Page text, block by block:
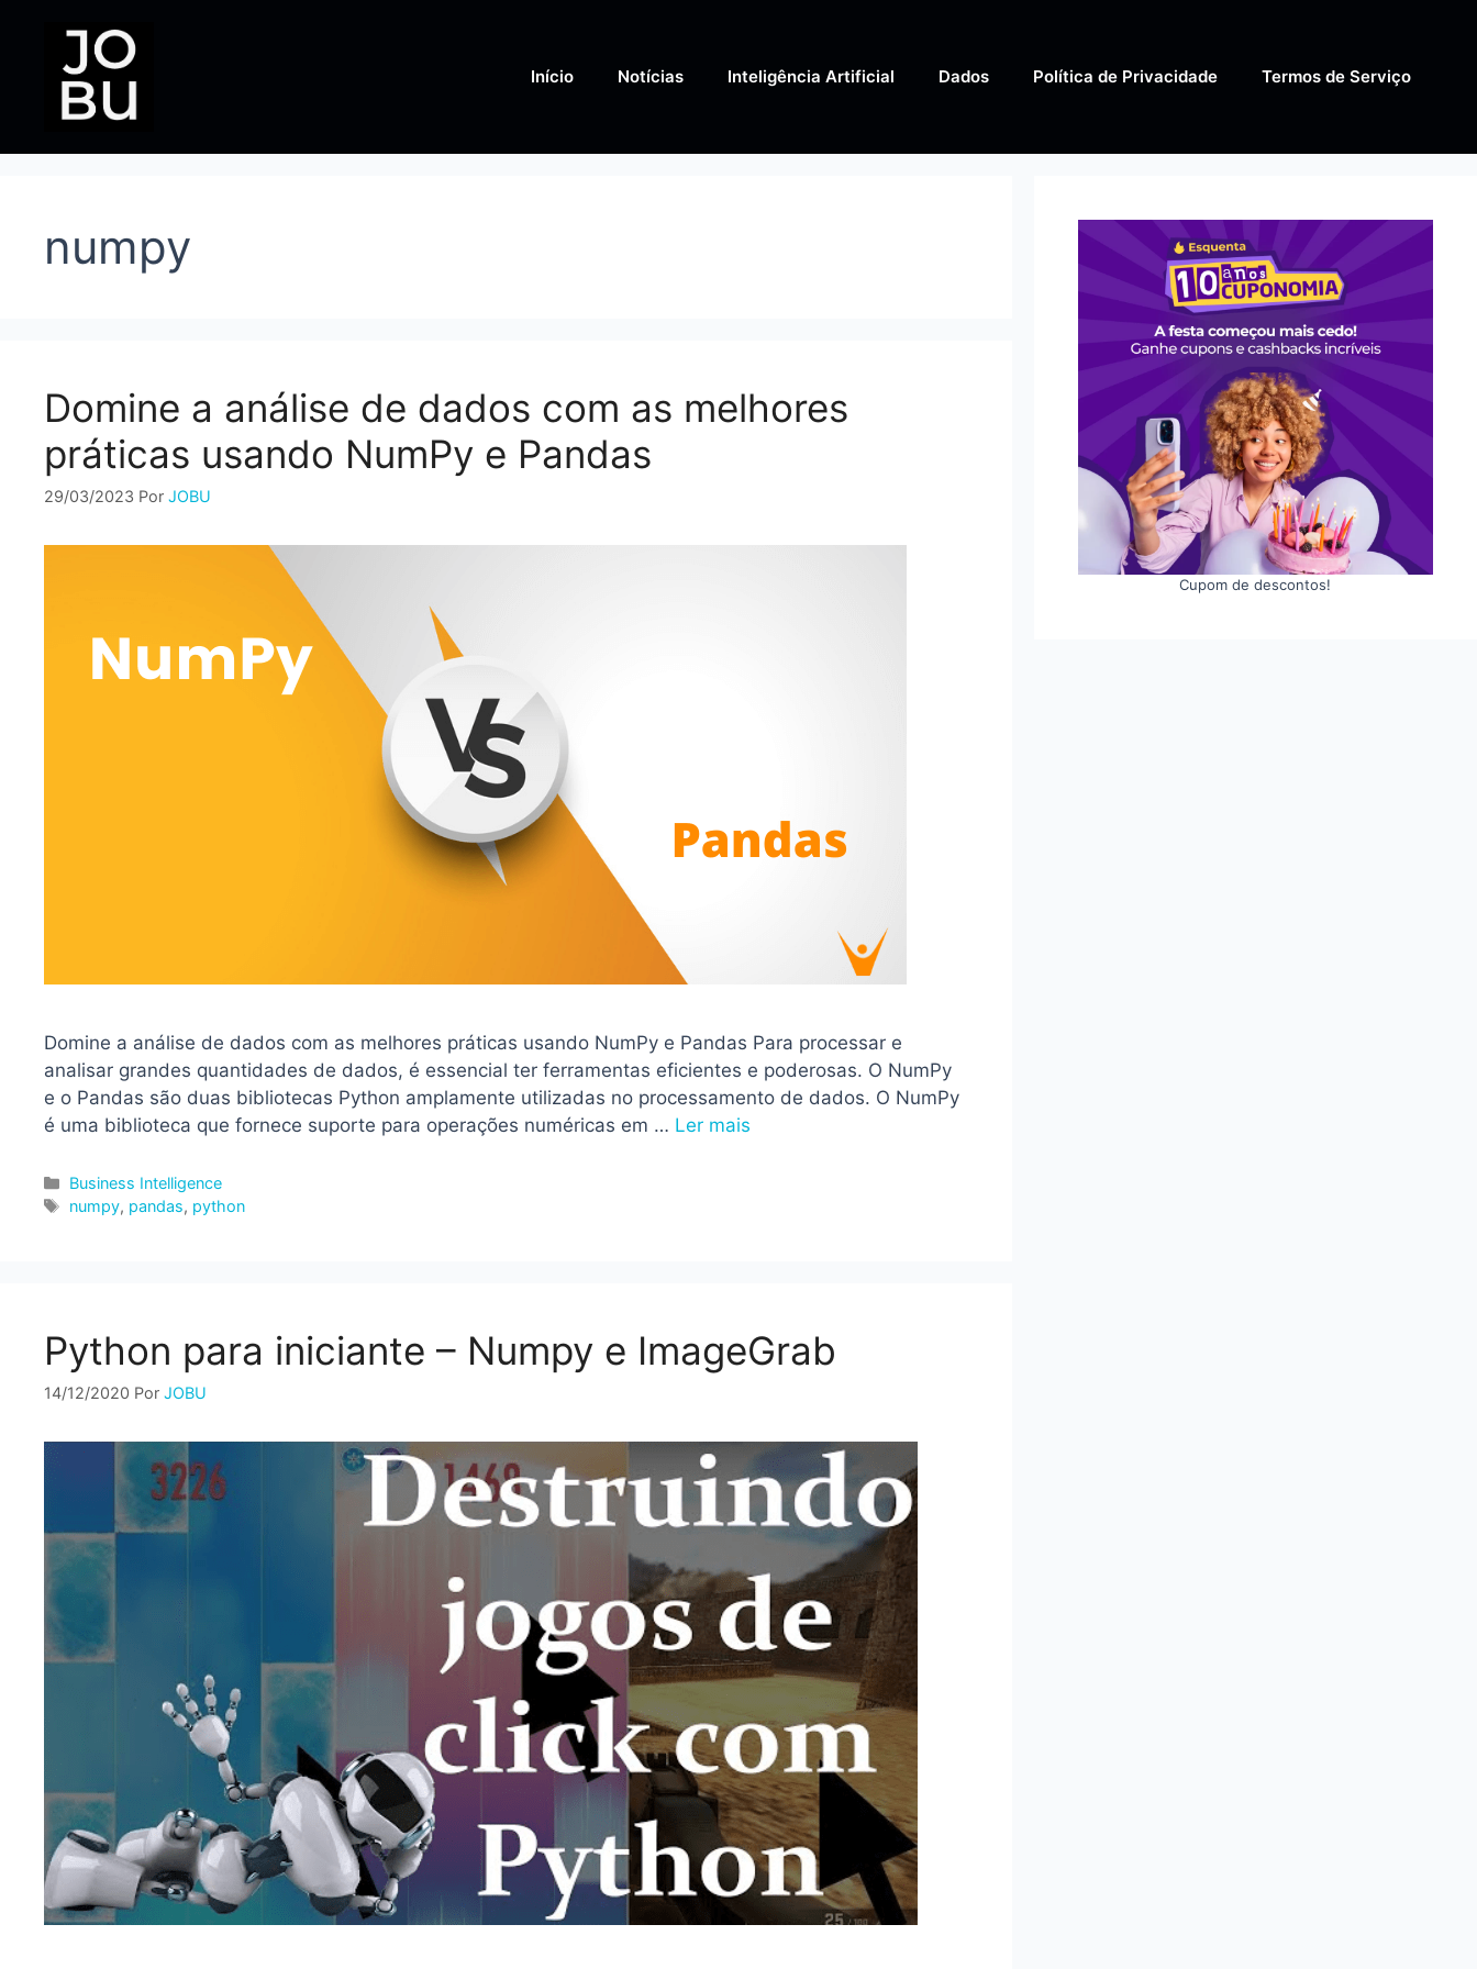
conteúdo
Início Notícias Inteligência Artificial Dados Política de Privacidade Termos de Serviço
numpy
Domine a análise de dados com as melhores
práticas usando NumPy e Pandas
29/03/2023 Por JOBU
Domine a análise de dados com as melhores práticas usando NumPy e Pandas Para processar e
analisar grandes quantidades de dados, é essencial ter ferramentas eficientes e poderosas. O NumPy
e o Pandas são duas bibliotecas Python amplamente utilizadas no processamento de dados. O NumPy
é uma biblioteca que fornece suporte para operações numéricas em … Ler mais
Categorias
Business Intelligence
Tags
numpy, pandas, python
Python para iniciante – Numpy e ImageGrab
14/12/2020 Por JOBU
Cupom de descontos!